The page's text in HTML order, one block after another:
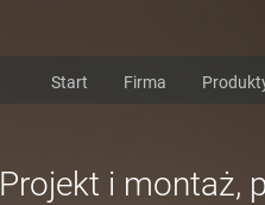
Start Firma
i montaż,